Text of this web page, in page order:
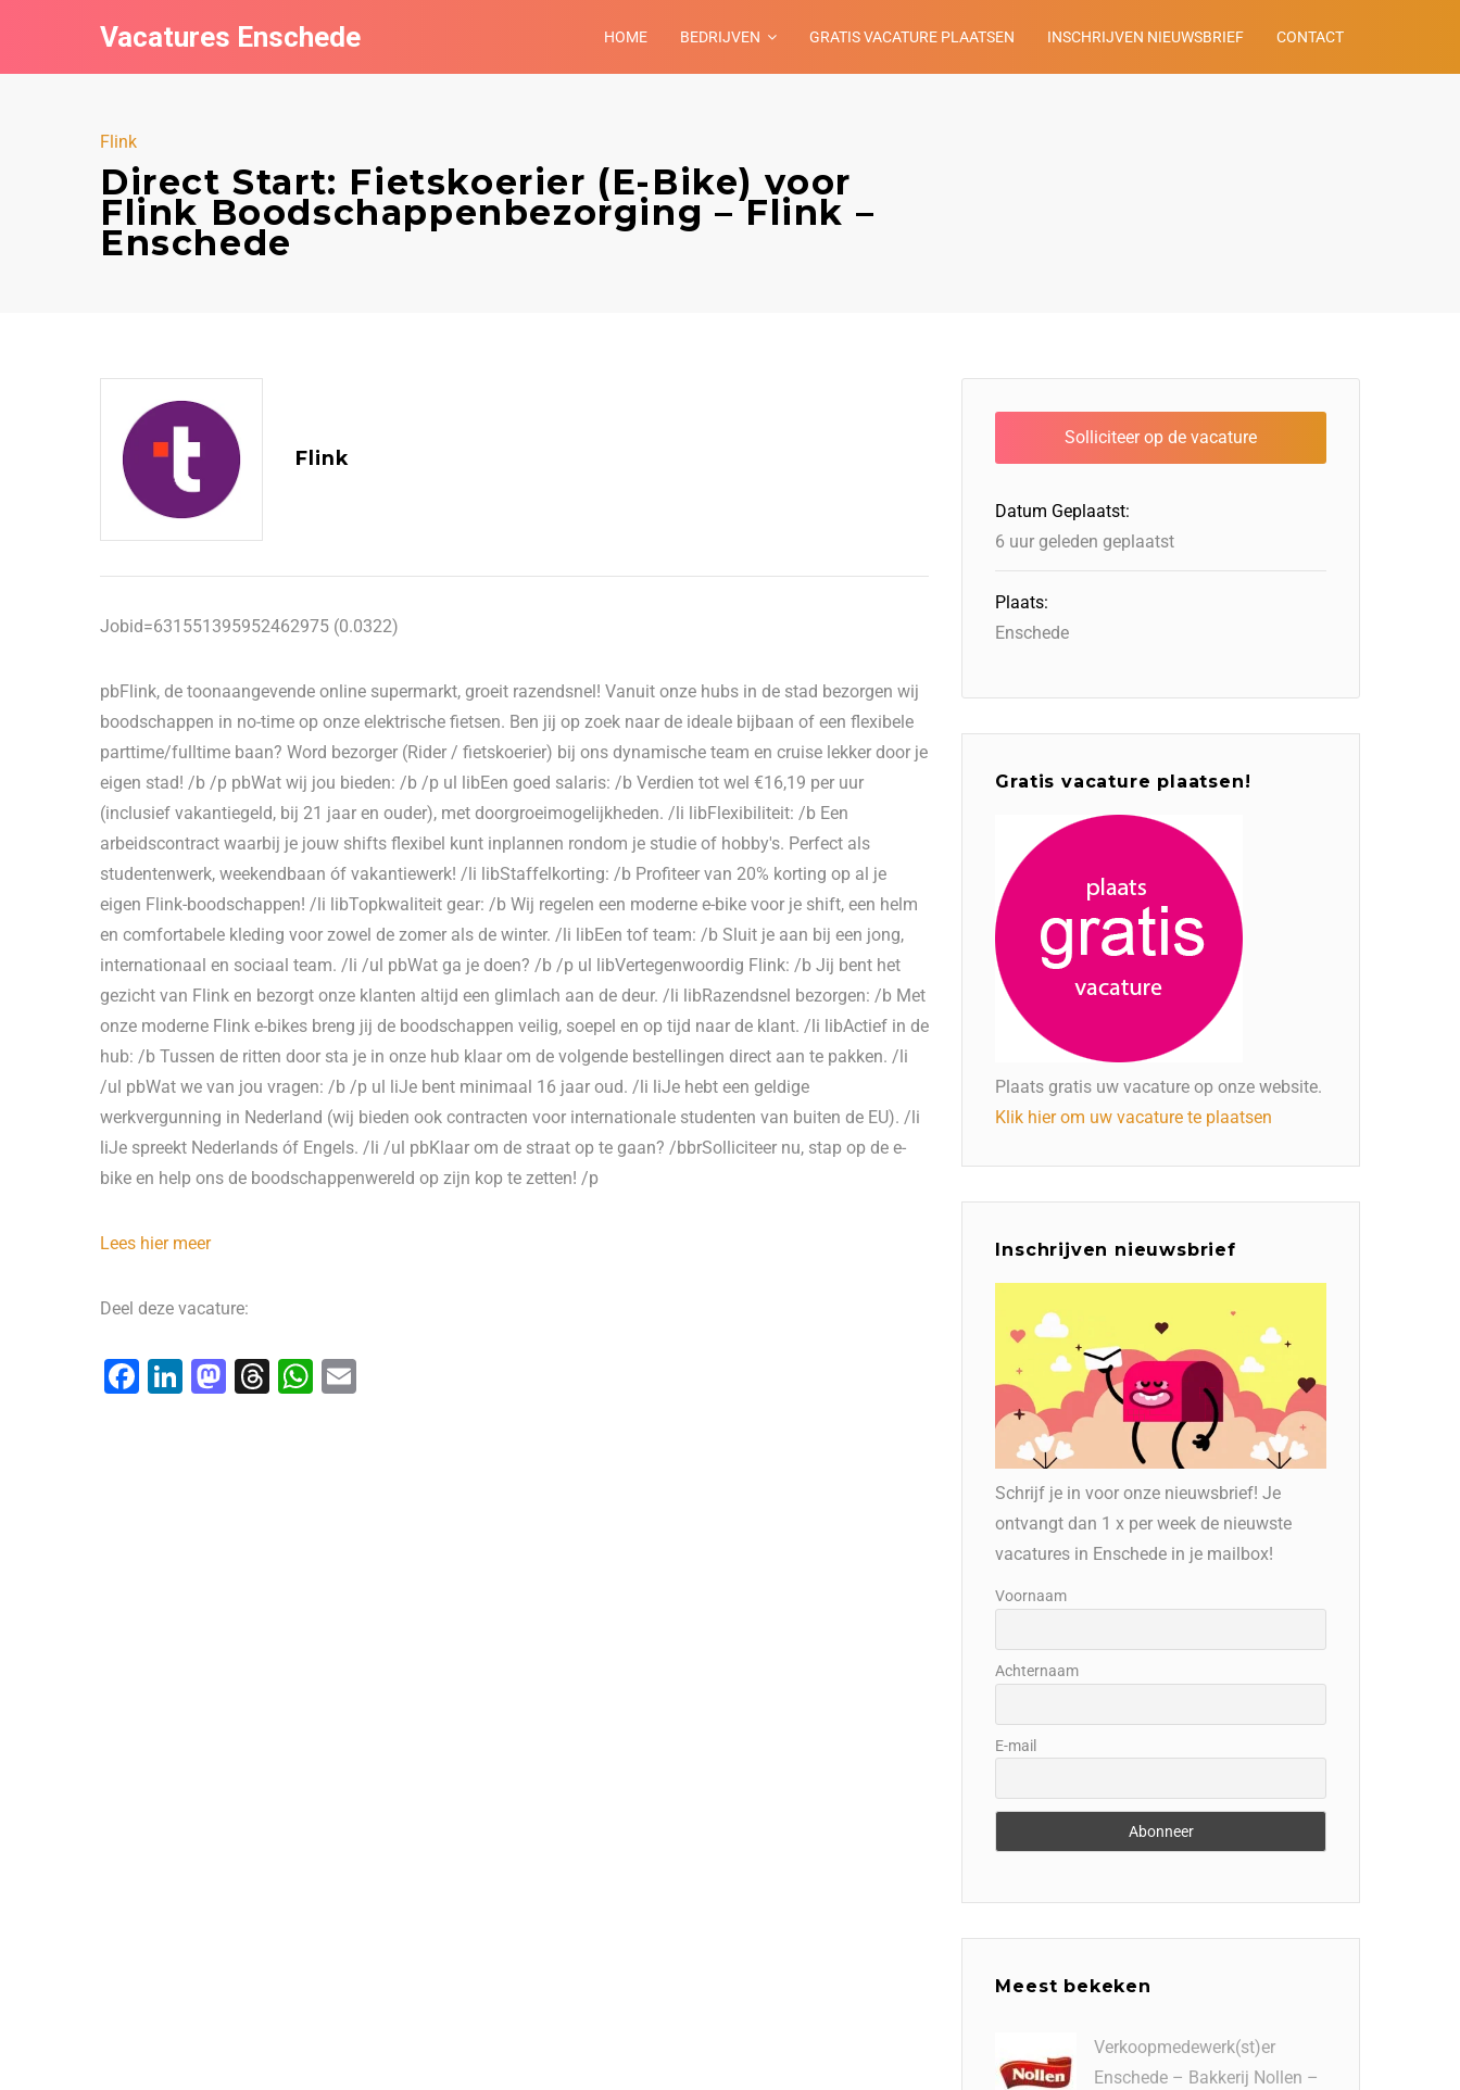
Vacatures Enschede HOME BEDRIJVEN GRATIS VACATURE PLAATSEN INSCHRIJVEN NIEUWSBRIEF CONTACT
Flink
Direct Start: Fietskoerier (E-Bike) voor
Flink Boodschappenbezorging – Flink –
Enschede
Flink
Jobid=631551395952462975 (0.0322)
pbFlink, de toonaangevende online supermarkt, groeit razendsnel! Vanuit onze hubs in de stad bezorgen wij
boodschappen in no-time op onze elektrische fietsen. Ben jij op zoek naar de ideale bijbaan of een flexibele
parttime/fulltime baan? Word bezorger (Rider / fietskoerier) bij ons dynamische team en cruise lekker door je
eigen stad! /b /p pbWat wij jou bieden: /b /p ul libEen goed salaris: /b Verdien tot wel €16,19 per uur
(inclusief vakantiegeld, bij 21 jaar en ouder), met doorgroeimogelijkheden. /li libFlexibiliteit: /b Een
arbeidscontract waarbij je jouw shifts flexibel kunt inplannen rondom je studie of hobby's. Perfect als
studentenwerk, weekendbaan óf vakantiewerk! /li libStaffelkorting: /b Profiteer van 20% korting op al je
eigen Flink-boodschappen! /li libTopkwaliteit gear: /b Wij regelen een moderne e-bike voor je shift, een helm
en comfortabele kleding voor zowel de zomer als de winter. /li libEen tof team: /b Sluit je aan bij een jong,
internationaal en sociaal team. /li /ul pbWat ga je doen? /b /p ul libVertegenwoordig Flink: /b Jij bent het
gezicht van Flink en bezorgt onze klanten altijd een glimlach aan de deur. /li libRazendsnel bezorgen: /b Met
onze moderne Flink e-bikes breng jij de boodschappen veilig, soepel en op tijd naar de klant. /li libActief in de
hub: /b Tussen de ritten door sta je in onze hub klaar om de volgende bestellingen direct aan te pakken. /li
/ul pbWat we van jou vragen: /b /p ul liJe bent minimaal 16 jaar oud. /li liJe hebt een geldige
werkvergunning in Nederland (wij bieden ook contracten voor internationale studenten van buiten de EU). /li
liJe spreekt Nederlands óf Engels. /li /ul pbKlaar om de straat op te gaan? /bbrSolliciteer nu, stap op de e-
bike en help ons de boodschappenwereld op zijn kop te zetten! /p
Lees hier meer
Deel deze vacature:
F
Li
M T
W
Datum Geplaatst:
6 uur geleden geplaatst
Plaats:
Enschede
Gratis vacature plaatsen!
Plaats gratis uw vacature op onze website.
Klik hier om uw vacature te plaatsen
Inschrijven nieuwsbrief
Schrijf je in voor onze nieuwsbrief! Je
ontvangt dan 1 x per week de nieuwste
vacatures in Enschede in je mailbox!
Voornaam
Achternaam
E-mail
Meest bekeken
Verkoopmedewerk(st)er
Enschede – Bakkerij Nollen –